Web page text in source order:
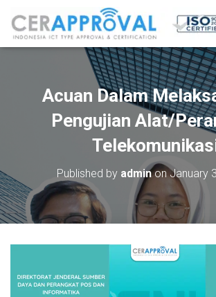
Acuan Dalam
Pengujian Alat/
Published by adminonJanuary